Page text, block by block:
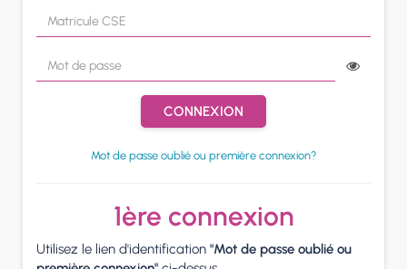
CONNEXION
Mot de passe oublié ou première connexion?
1ère connexion
Utilisez le lien d'identification "Mot de passe oublié ou